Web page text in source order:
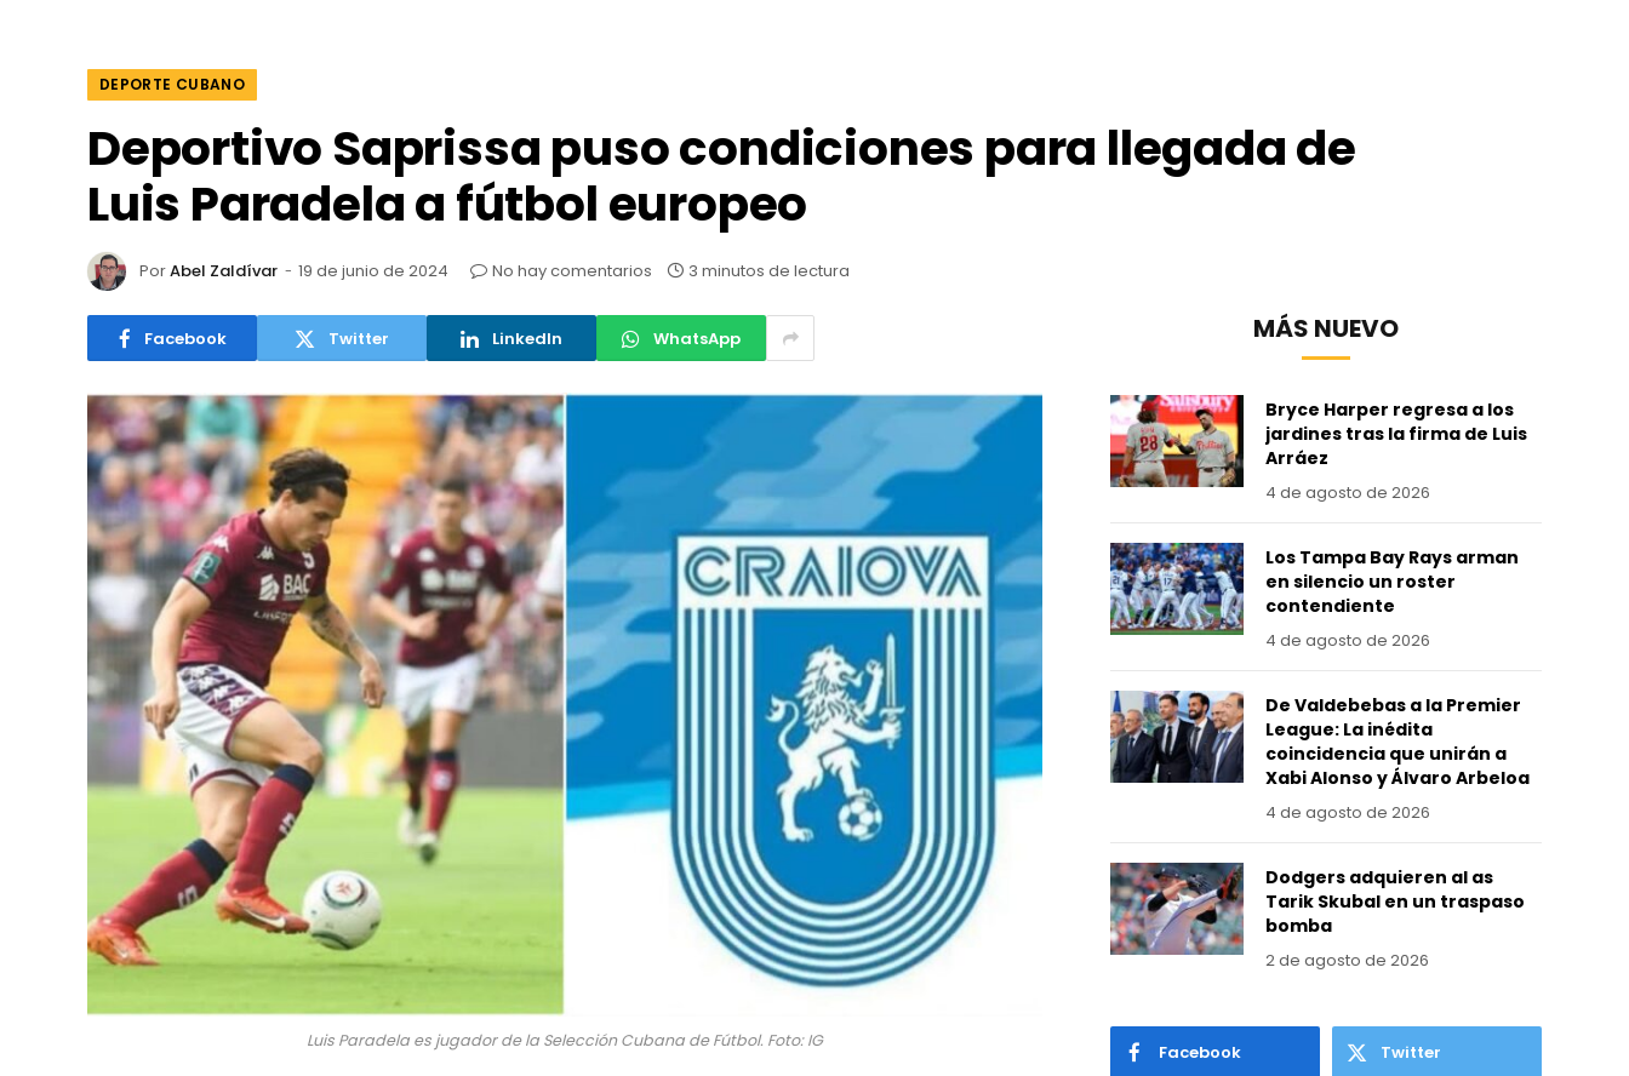
DEPORTE CUBANO
Deportivo Saprissa puso condiciones para llegada de
Luis Paradela a fútbol europeo
PorAbel Zaldívar 19 de junio de 2024 No hay comentarios 3 minutos de lectura
Facebook Twitter LinkedIn WhatsApp
Luis Paradela es jugador de la Selección Cubana de Fútbol. Foto: IG
MÁS NUEVO
Bryce Harper regresa a los
jardines tras la firma de Luis
Arráez
4 de agosto de 2026
Los Tampa Bay Rays arman
en silencio un roster
contendiente
4 de agosto de 2026
De Valdebebas a la Premier
League: La inédita
coincidencia que unirán a
Xabi Alonso y Álvaro Arbeloa
4 de agosto de 2026
Dodgers adquieren al as
Tarik Skubal en un traspaso
bomba
2 de agosto de 2026
Facebook Twitter